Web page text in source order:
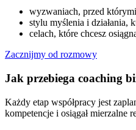
wyzwaniach, przed
stylu myślenia i działania,
celach, które chcesz
Zacznijmy od rozmowy
Jak przebiega coaching
Każdy etap współpracy jest
kompetencje i osiągał mierzalne